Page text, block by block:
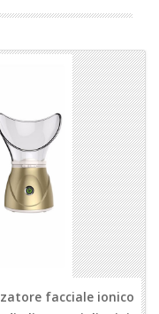
facciale ionico